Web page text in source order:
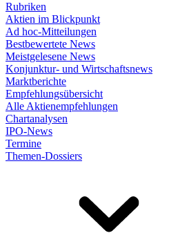
Rubriken
Aktien im Blickpunkt
Ad hoc-Mitteilungen
Bestbewertete News
Meistgelesene News
Konjunktur- und Wirtschaftsnews
Marktberichte
Empfehlungsübersicht
Alle Aktienempfehlungen
Chartanalysen
IPO-News
Termine
Themen-Dossiers